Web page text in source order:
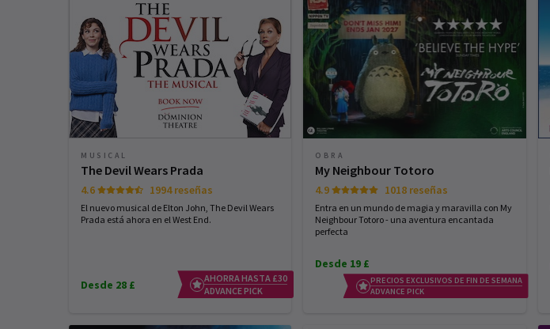
MUSICAL
The Devil Wears Prada
4.6 1994 reseñas
El nuevo musical de Elton John, The Devil Wears
Prada está ahora en el West End.
Desde 28 £
AHORRA HASTA £30
ADVANCE PICK
OBRA
My Neighbour Totoro
4.9 1018 reseñas
Entra en un mundo de magia y maravilla con My
Neighbour Totoro - una aventura encantada
perfecta
Desde 19 £
PRECIOS EXCLUSIVOS DE FIN DE SEMANA
ADVANCE PICK